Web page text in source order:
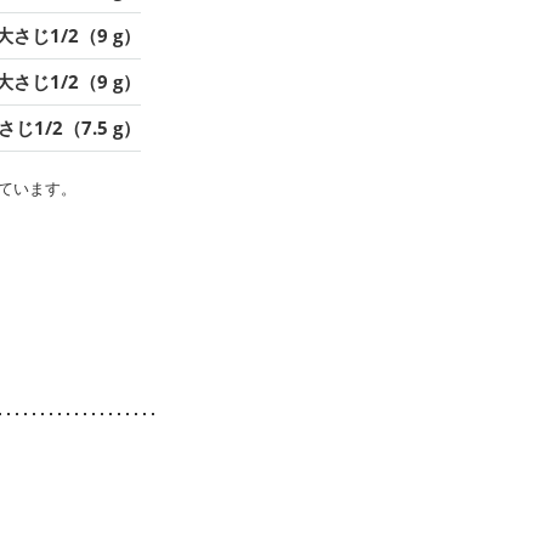
さじ1/2（9 g）
さじ1/2（9 g）
じ1/2（7.5 g）
ます。